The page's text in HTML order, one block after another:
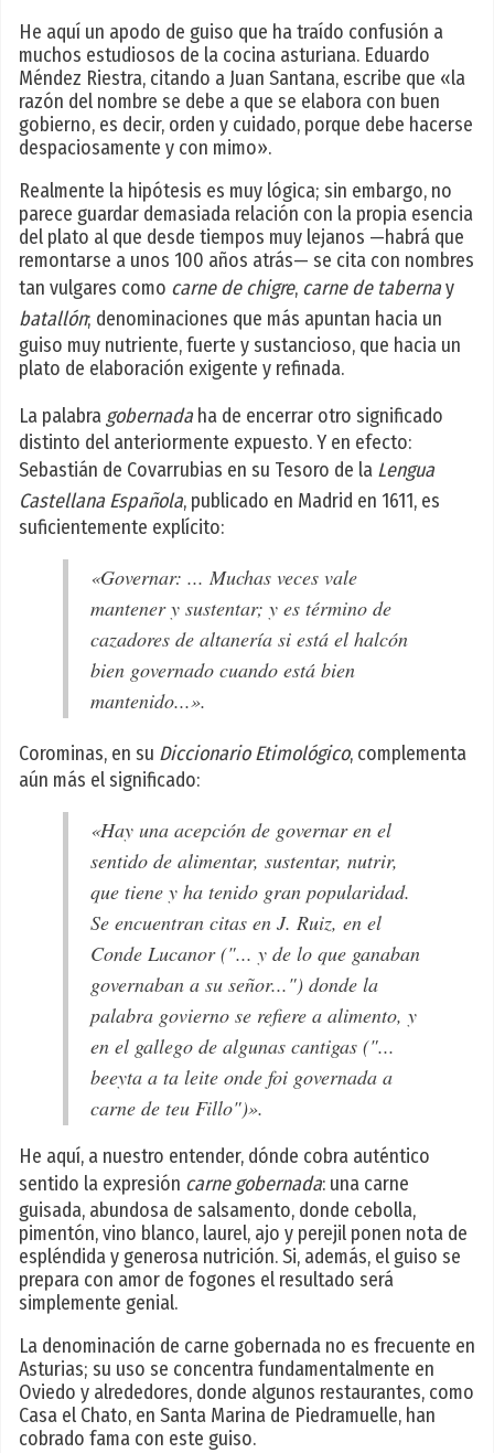
He aquí un apodo de guiso que ha traído confusión a
muchos estudiosos de la cocina asturiana. Eduardo
Méndez Riestra, citando a Juan Santana, escribe que «la
razón del nombre se debe a que se elabora con buen
gobierno, es decir, orden y cuidado, porque debe hacerse
despaciosamente y con mimo».
Realmente la hipótesis es muy lógica; sin embargo, no
parece guardar demasiada relación con la propia esencia
del plato al que desde tiempos muy lejanos —habrá que
remontarse a unos 100 años atrás— se cita con nombres
tan vulgares como carne de chigre, carne de tabernay
batallón; denominaciones que más apuntan hacia un
guiso muy nutriente, fuerte y sustancioso, que hacia un
plato de elaboración exigente y refinada.
La palabra gobernada ha de encerrar otro significado
distinto del anteriormente expuesto. Y en efecto:
Sebastián de Covarrubias en su Tesoro de la Lengua
Castellana Española, publicado en Madrid en 1611, es
suficientemente explícito:
«Governar: ... Muchas veces vale
mantener y sustentar; y es término de
cazadores de altanería si está el halcón
bien governado cuando está bien
mantenido...».
Corominas, en su Diccionario Etimológico, complementa
aún más el significado:
«Hay una acepción de governar en el
sentido de alimentar, sustentar, nutrir,
que tiene y ha tenido gran popularidad.
Se encuentran citas en J. Ruiz, en el
Conde Lucanor ("... y de lo que ganaban
governaban a su señor...") donde la
palabra govierno se refiere a alimento, y
en el gallego de algunas cantigas ("...
beeyta a ta leite onde foi governada a
carne de teu Fillo")».
He aquí, a nuestro entender, dónde cobra auténtico
sentido la expresión carne gobernada: una carne
guisada, abundosa de salsamento, donde cebolla,
pimentón, vino blanco, laurel, ajo y perejil ponen nota de
espléndida y generosa nutrición. Si, además, el guiso se
prepara con amor de fogones el resultado será
simplemente genial.
La denominación de carne gobernada no es frecuente en
Asturias; su uso se concentra fundamentalmente en
Oviedo y alrededores, donde algunos restaurantes, como
Casa el Chato, en Santa Marina de Piedramuelle, han
cobrado fama con este guiso.